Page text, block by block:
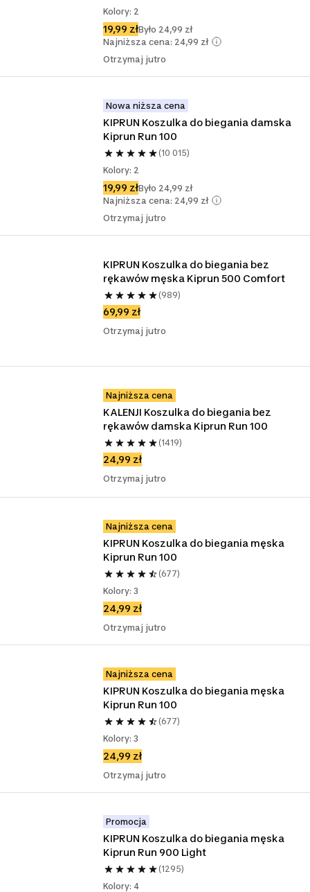
Kolory: 2
19,99 złByło 24,99 zł
Najniższa cena: 24,99 zł
Otrzymaj jutro
Nowa niższa cena
KIPRUN Koszulka do biegania damska
Kiprun Run 100
(10 015)
Kolory: 2
19,99 złByło 24,99 zł
Najniższa cena: 24,99 zł
Otrzymaj jutro
KIPRUN Koszulka do biegania bez
rękawów męska Kiprun 500 Comfort
(989)
69,99 zł
Otrzymaj jutro
Najniższa cena
KALENJI Koszulka do biegania bez
rękawów damska Kiprun Run 100
(1419)
24,99 zł
Otrzymaj jutro
Najniższa cena
KIPRUN Koszulka do biegania męska
Kiprun Run 100
(677)
Kolory: 3
24,99 zł
Otrzymaj jutro
Najniższa cena
KIPRUN Koszulka do biegania męska
Kiprun Run 100
(677)
Kolory: 3
24,99 zł
Otrzymaj jutro
Promocja
KIPRUN Koszulka do biegania męska
Kiprun Run 900 Light
(1295)
Kolory: 4